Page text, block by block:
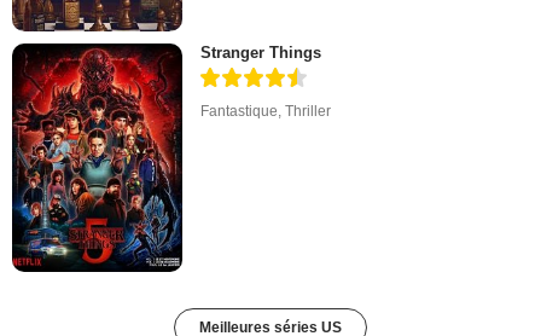
Stranger Things
Fantastique,Thriller
Meilleures séries US